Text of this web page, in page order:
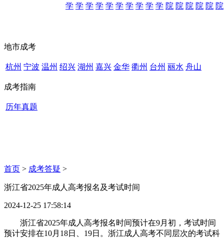
学 学 学 学 学 学 学 学 学 学 院 院 院 院 院 院
地市成考
杭州 宁波 温州 绍兴 湖州 嘉兴 金华 衢州 台州 丽水 舟山
成考指南
历年真题
首页 > 成考答疑 >
浙江省2025年成人高考报名及考试时间
2024-12-25 17:58:14
浙江省2025年成人高考报名时间预计在9月初，考试时间
预计安排在10月18日、19日。浙江成人高考不同层次的考试科